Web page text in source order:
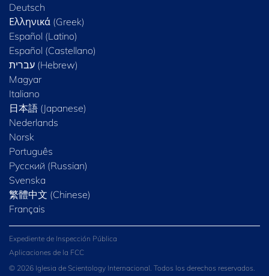
Deutsch
Ελληνικά (Greek)
Español (Latino)
Español (Castellano)
Magyar
Italiano
日本語 (Japanese)
Nederlands
Norsk
Português
Русский (Russian)
Svenska
繁體中文 (Chinese)
Français
Expediente de Inspección Pública
Aplicaciones de la FCC
© 2026 Iglesia de Scientology Internacional. Todos los derechos reservados.